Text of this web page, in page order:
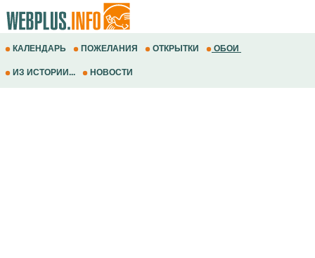
КАЛЕНДАРЬ ПОЖЕЛАНИЯ ОТКРЫТКИ ОБОИ
ИЗ ИСТОРИИ... НОВОСТИ